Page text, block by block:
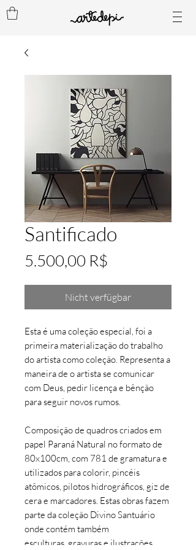
Santificado
5.500,00 R$
Nicht verfügbar
Esta é uma coleção especial, foi a
primeira materialização do trabalho
do artista como coleção. Representa a
maneira de o artista se comunicar
com Deus, pedir licença e bênção
para seguir novos rumos.
Composição de quadros criados em
papel Paraná Natural no formato de
80x100cm, com 781 de gramatura e
utilizados para colorir, pincéis
atômicos, pilotos hidrográficos, giz de
cera e marcadores. Estas obras fazem
parte da coleção Divino Santuário
onde contém também
esculturas, gravuras e ilustrações.